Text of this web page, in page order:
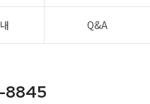
Q&A
8845